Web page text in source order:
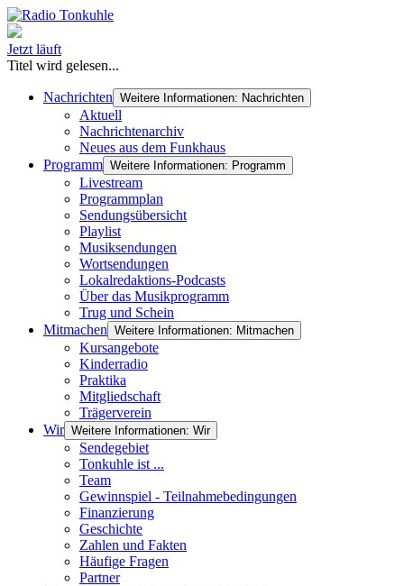
Jetzt läuft
Titel wird gelesen...
Nachrichten Weitere Informationen: Nachrichten
Aktuell
Nachrichtenarchiv
Neues aus dem Funkhaus
Programm Weitere Informationen: Programm
Livestream
Programmplan
Sendungsübersicht
Playlist
Musiksendungen
Wortsendungen
Lokalredaktions-Podcasts
Über das Musikprogramm
Trug und Schein
Mitmachen Weitere Informationen: Mitmachen
Kursangebote
Kinderradio
Praktika
Mitgliedschaft
Trägerverein
Wir Weitere Informationen: Wir
Sendegebiet
Tonkuhle ist ...
Team
Gewinnspiel - Teilnahmebedingungen
Finanzierung
Geschichte
Zahlen und Fakten
Häufige Fragen
Partner